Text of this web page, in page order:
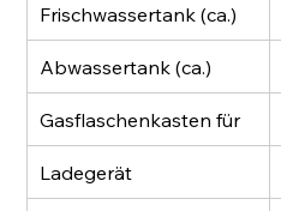
Frischwassertank (ca.)
Abwassertank (ca.)
Gasflaschenkasten für
Ladegerät